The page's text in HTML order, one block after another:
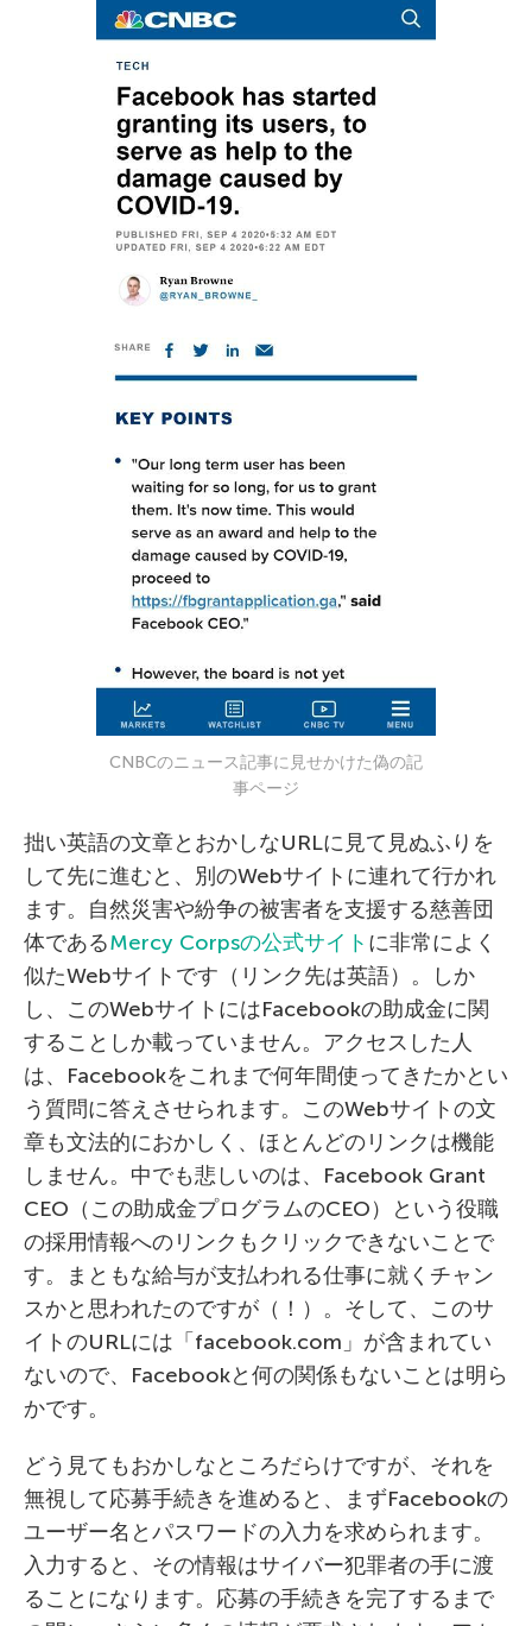
CNBCのニュース記事に見せかけた偽の記
事ページ
拙い英語の文章とおかしなURLに見て見ぬふりを
して先に進むと、別のWebサイトに連れて行かれ
ます。自然災害や紛争の被害者を支援する慈善団
体であるMercy Corpsの公式サイト に非常によく
似たWebサイトです（リンク先は英語）。しか
し、このWebサイトにはFacebookの助成金に関
することしか載っていません。アクセスした人
は、Facebookをこれまで何年間使ってきたかとい
う質問に答えさせられます。このWebサイトの文
章も文法的におかしく、ほとんどのリンクは機能
しません。中でも悲しいのは、Facebook Grant
CEO（この助成金プログラムのCEO）という役職
の採用情報へのリンクもクリックできないことで
す。まともな給与が支払われる仕事に就くチャン
スかと思われたのですが（！）。そして、このサ
イトのURLには「facebook.com」が含まれてい
ないので、Facebookと何の関係もないことは明ら
かです。
どう見てもおかしなところだらけですが、それを
無視して応募手続きを進めると、まずFacebookの
ユーザー名とパスワードの入力を求められます。
入力すると、その情報はサイバー犯罪者の手に渡
ることになります。応募の手続きを完了するまで